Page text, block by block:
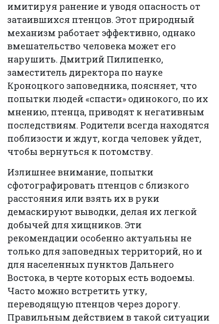
имитируя ранение и уводя опасность от
затаившихся птенцов. Этот природный
механизм работает эффективно, однако
вмешательство человека может его
нарушить. Дмитрий Пилипенко,
заместитель директора по науке
Кроноцкого заповедника, поясняет, что
попытки людей «спасти» одинокого, по их
мнению, птенца, приводят к негативным
последствиям. Родители всегда находятся
поблизости и ждут, когда человек уйдет,
чтобы вернуться к потомству.
Излишнее внимание, попытки
сфотографировать птенцов с близкого
расстояния или взять их в руки
демаскируют выводки, делая их легкой
добычей для хищников. Эти
рекомендации особенно актуальны не
только для заповедных территорий, но и
для населенных пунктов Дальнего
Востока, в черте которых есть водоемы.
Часто можно встретить утку,
переводящую птенцов через дорогу.
Правильным действием в такой ситуации